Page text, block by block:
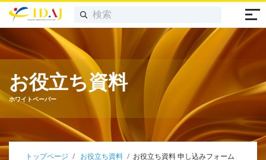
お役立ち資料
ホワイトペーパー
トップページ お役立ち資料 お役立ち資料 申し込みフォーム